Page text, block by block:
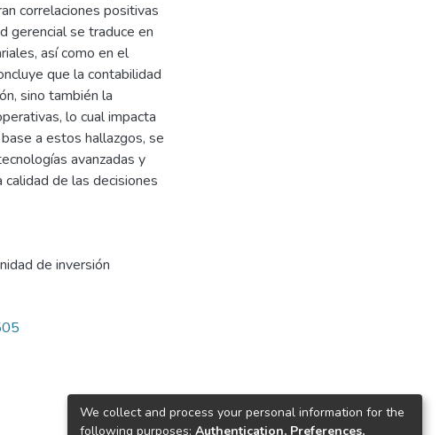
correlaciones positivas
gerencial se traduce en
así como en el
que la contabilidad
sino también la
lo cual impacta
a estos hallazgos, se
avanzadas y
de las decisiones
de inversión
We collect and process your personal information for the
following purposes: Authentication, Preferences,